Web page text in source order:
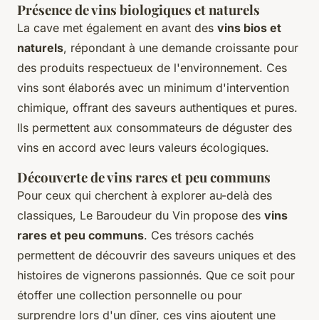
Présence de vins biologiques et naturels
La cave met également en avant des vins bios et
naturels, répondant à une demande croissante pour
des produits respectueux de l'environnement. Ces
vins sont élaborés avec un minimum d'intervention
chimique, offrant des saveurs authentiques et pures.
Ils permettent aux consommateurs de déguster des
vins en accord avec leurs valeurs écologiques.
Découverte de vins rares et peu communs
Pour ceux qui cherchent à explorer au-delà des
classiques, Le Baroudeur du Vin propose des vins
rares et peu communs. Ces trésors cachés
permettent de découvrir des saveurs uniques et des
histoires de vignerons passionnés. Que ce soit pour
étoffer une collection personnelle ou pour
surprendre lors d'un dîner, ces vins ajoutent une